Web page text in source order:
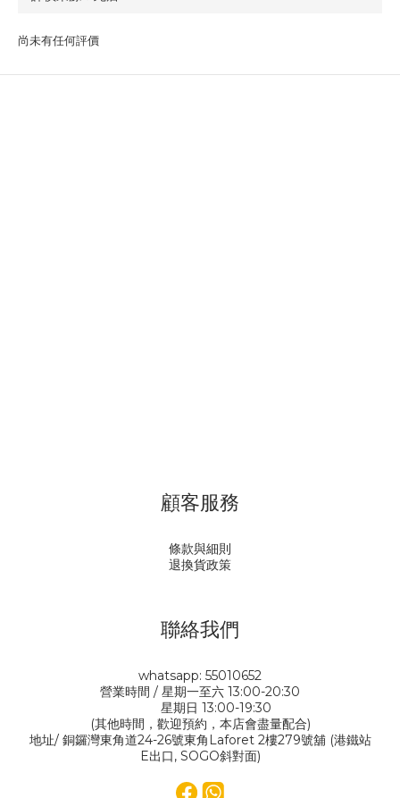
尚未有任何評價
顧客服務
條款與細則
退換貨政策
聯絡我們
whatsapp: 55010652
營業時間 / 星期一至六 13:00-20:30
星期日 13:00-19:30
(其他時間，歡迎預約，本店會盡量配合)
地址/ 銅鑼灣東角道24-26號東角Laforet 2樓279號舖 (港鐵站
E出口, SOGO斜對面)